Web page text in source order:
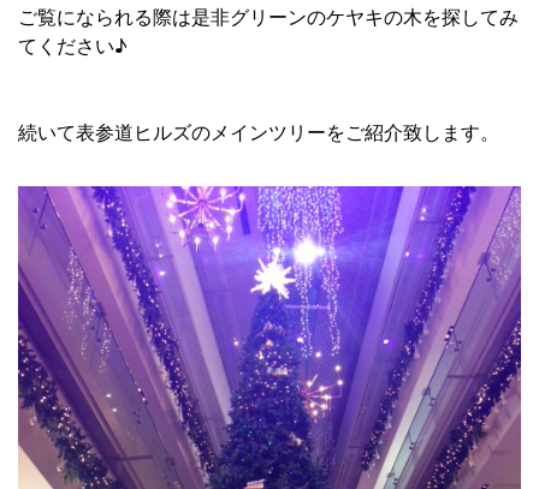
ご覧になられる際は是非グリーンのケヤキの木を探してみ
てください♪
続いて表参道ヒルズのメインツリーをご紹介致します。